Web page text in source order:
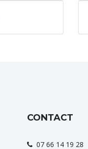
CONTACT
07 66 14 19 28